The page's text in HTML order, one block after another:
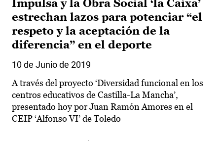
Impulsa y la Obra Social ‘la Caixa’
estrechan lazos para potenciar “el
respeto y la aceptación de la
diferencia” en el deporte
10 de Junio de 2019
A través del proyecto ‘Diversidad funcional en los
centros educativos de Castilla-La Mancha’,
presentado hoy por Juan Ramón Amores en el
CEIP ‘Alfonso VI’ de Toledo